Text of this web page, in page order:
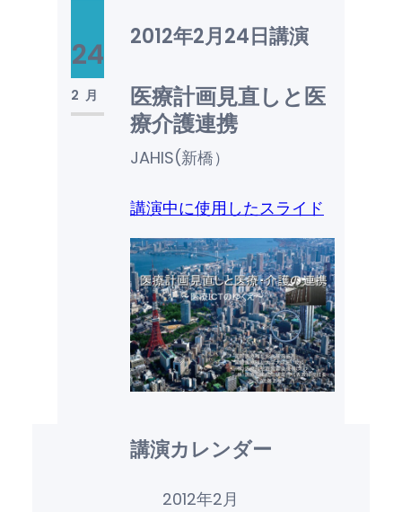
24
2月
2012年2月24日講演
医療計画見直しと医
療介護連携
JAHIS(新橋）
講演中に使用したスライド
講演カレンダー
2012年2月